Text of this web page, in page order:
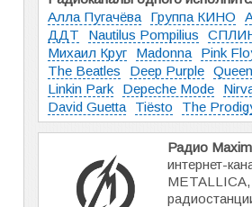
Алла Пугачёва
Группа КИНО
ДДТ
Nautilus Pompilius
Михаил Круг
Madonna
Pink
The Beatles
Deep Purple Queen
Linkin Park
Depeche Mode
David Guetta
Tiësto The
Радио
интернет-
METALLICA,